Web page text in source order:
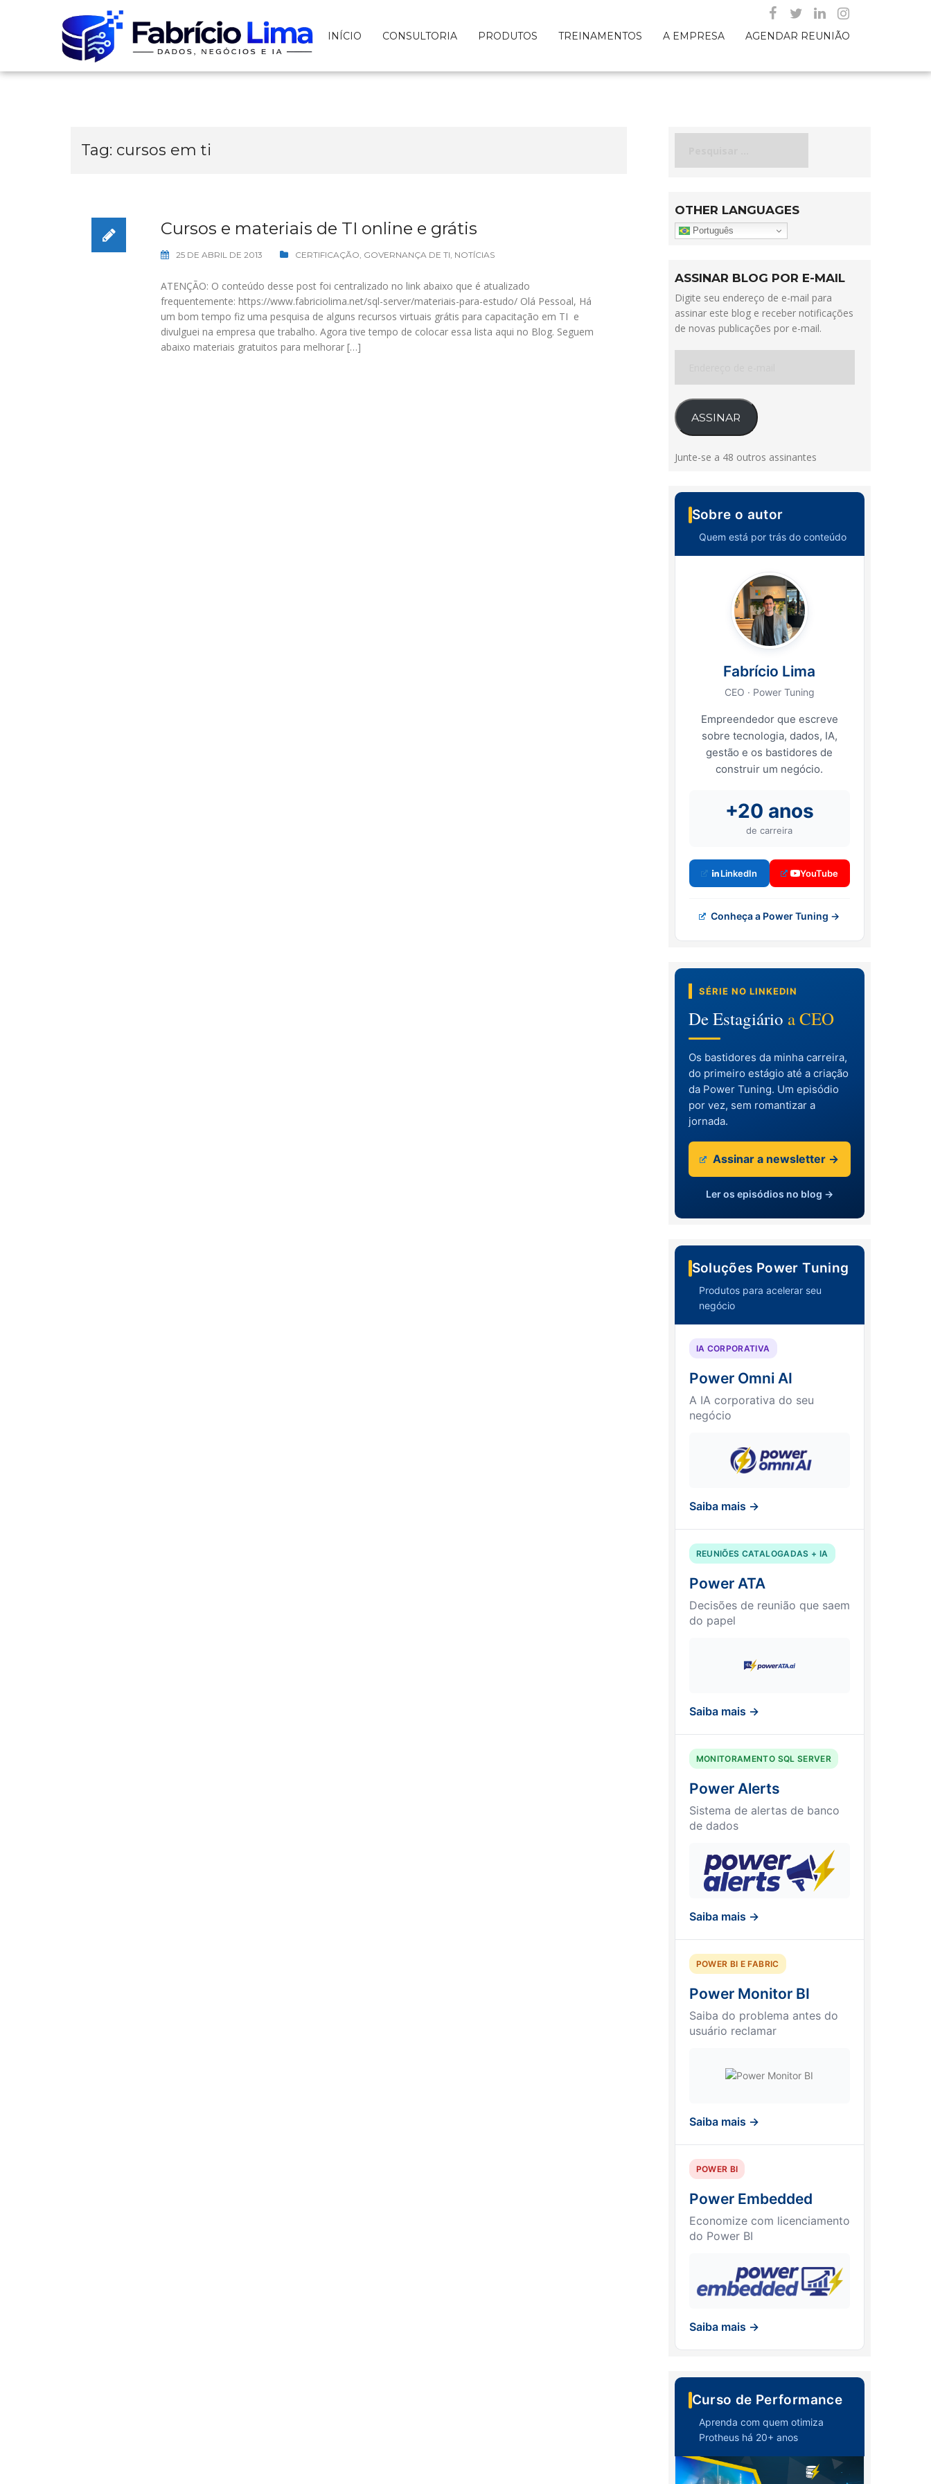
INÍCIO CONSULTORIA PRODUTOS TREINAMENTOS A EMPRESA AGENDAR REUNIÃO
Tag: cursos em ti
Cursos e materiais de TI online e grátis
25 DE ABRIL DE 2013 CERTIFICAÇÃO, GOVERNANÇA DE TI, NOTÍCIAS
ATENÇÃO: O conteúdo desse post foi centralizado no link abaixo que é atualizado
frequentemente: https://www.fabriciolima.net/sql-server/materiais-para-estudo/ Olá Pessoal, Há
um bom tempo fiz uma pesquisa de alguns recursos virtuais grátis para capacitação em TI e
divulguei na empresa que trabalho. Agora tive tempo de colocar essa lista aqui no Blog. Seguem
abaixo materiais gratuitos para melhorar […]
OTHER LANGUAGES
Português
ASSINAR BLOG POR E-MAIL
Digite seu endereço de e-mail para
assinar este blog e receber notificações
de novas publicações por e-mail.
e-
mail
ASSINAR
Junte-se a 48 outros assinantes
Sobre o autor
Quem está por trás do conteúdo
Fabrício Lima
CEO · Power Tuning
Empreendedor que escreve
sobre tecnologia, dados, IA,
gestão e os bastidores de
construir um negócio.
+20 anos
de carreira
LinkedIn YouTube
Conheça a Power Tuning →
SÉRIE NO LINKEDIN
De Estagiário a CEO
Os bastidores da minha carreira,
do primeiro estágio até a criação
da Power Tuning. Um episódio
por vez, sem romantizar a
jornada.
Assinar a newsletter →
Ler os episódios no blog →
Soluções Power Tuning
Produtos para acelerar seu
negócio
IA CORPORATIVA
Power Omni AI
A IA corporativa do seu
negócio
Saiba mais →
REUNIÕES CATALOGADAS + IA
Power ATA
Decisões de reunião que saem
do papel
Saiba mais →
MONITORAMENTO SQL SERVER
Power Alerts
Sistema de alertas de banco
de dados
Saiba mais →
POWER BI E FABRIC
Power Monitor BI
Saiba do problema antes do
usuário reclamar
Saiba mais →
POWER BI
Power Embedded
Economize com licenciamento
do Power BI
Saiba mais →
Curso de Performance
Aprenda com quem otimiza
Protheus há 20+ anos